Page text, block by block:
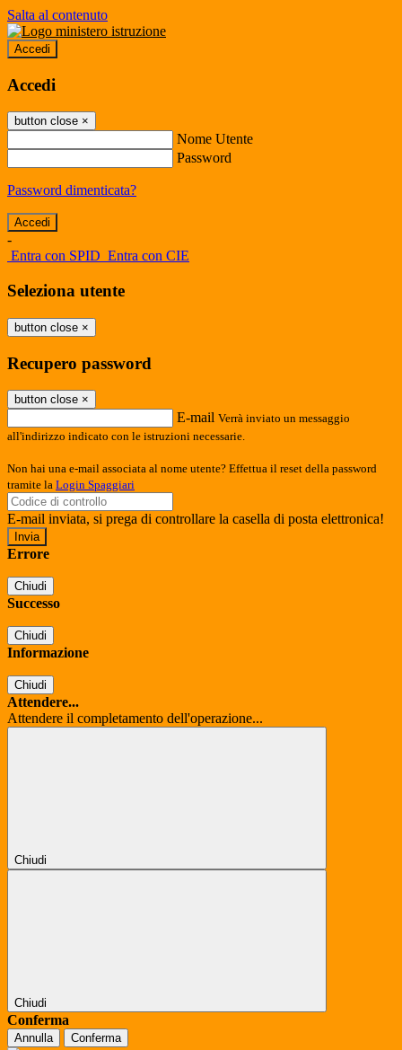
Salta al contenuto
Accedi
Accedi
button close ×
Nome Utente
Password
Password dimenticata?
-
Entra con SPID Entra con CIE
Seleziona utente
button close ×
Recupero password
button close ×
E-mail Verrà inviato un messaggio
all'indirizzo indicato con le istruzioni necessarie.
Non hai una e-mail associata al nome utente? Effettua il reset della password
tramite la Login Spaggiari
E-mail inviata, si prega di controllare la casella di posta elettronica!
Errore
Chiudi
Successo
Chiudi
Informazione
Chiudi
Attendere...
Attendere il completamento dell'operazione...
Chiudi
Chiudi
Conferma
Annulla Conferma